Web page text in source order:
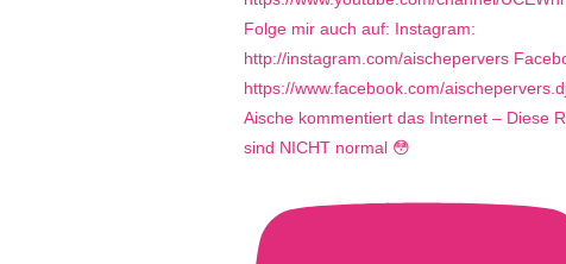
Aische kommentiert das Internet – Diese
sind NICHT normal 😳